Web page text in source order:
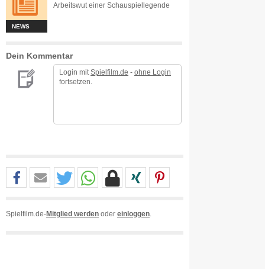
NEWS
Arbeitswut einer Schauspiellegende
Dein Kommentar
Login mit Spielfilm.de - ohne Login
fortsetzen.
Spielfilm.de-Mitglied werden oder einloggen